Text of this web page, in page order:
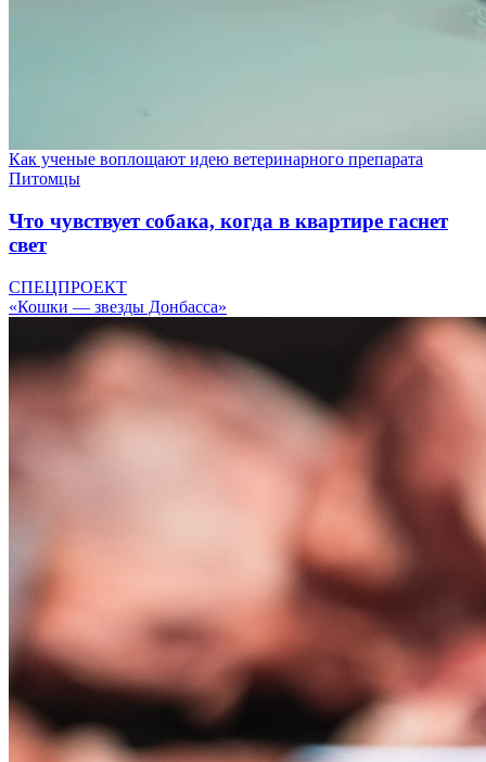
Как ученые воплощают идею ветеринарного препарата
Питомцы
Что чувствует собака, когда в квартире гаснет
свет
СПЕЦПРОЕКТ
«Кошки — звезды Донбасса»